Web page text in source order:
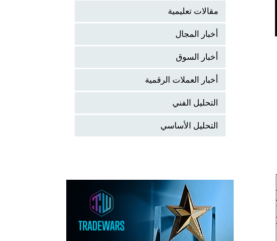
مقالات تعليمية
أخبار المجال
أخبار السوق
أخبار العملات الرقمية
التحليل الفني
التحليل الأساسي